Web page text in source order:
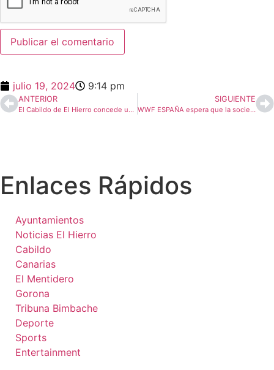
julio 19, 2024 9:14 pm
ANTERIOR
El Cabildo de El Hierro concede una ayuda para equipar un hospital materno-infantil en los campos de refugiados saharauis de Tinduf
SIGUIENTE
WWF ESPAÑA espera que la sociedad se una a la visión de Tomas Padrón (AHI) para que puedan lucir pronto el Parque Nacional Marino en El Hierro
Enlaces Rápidos
Ayuntamientos
Noticias El Hierro
Cabildo
Canarias
El Mentidero
Gorona
Tribuna Bimbache
Deporte
Sports
Entertainment